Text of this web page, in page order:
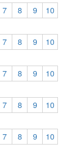
7 8 9
10
7 8 9
10
7 8 9
10
7 8 9
10
7 8 9
10